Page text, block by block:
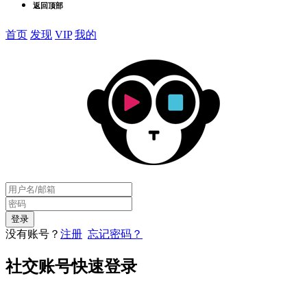
返回顶部
首页 发现 VIP 我的
没有账号？ 注册 忘记密码？
社交账号快速登录